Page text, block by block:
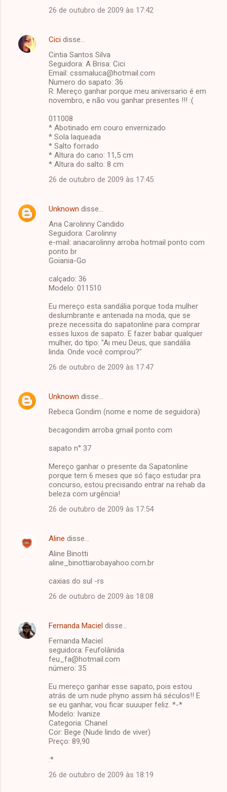
26 de outubro de 2009 às 17:42
Cici disse…
Cintia Santos Silva
Seguidora: A Brisa: Cici
Email: cssmaluca@hotmail.com
Numero do sapato: 36
R: Mereço ganhar porque meu aniversario é em
novembro, e não vou ganhar presentes !!! :(
011008
* Abotinado em couro envernizado
* Sola laqueada
* Salto forrado
* Altura do cano: 11,5 cm
* Altura do salto: 8 cm
26 de outubro de 2009 às 17:45
Unknown disse…
Ana Carolinny Candido
Seguidora: Carolinny
e-mail: anacarolinny arroba hotmail ponto com
ponto br
Goiania-Go
calçado: 36
Modelo: 011510
Eu mereço esta sandália porque toda mulher
deslumbrante e antenada na moda, que se
preze necessita do sapatonline para comprar
esses luxos de sapato. E fazer babar qualquer
mulher, do tipo: "Ai meu Deus, que sandália
linda. Onde você comprou?"
26 de outubro de 2009 às 17:47
Unknown disse…
Rebeca Gondim (nome e nome de seguidora)
becagondim arroba gmail ponto com
sapato n° 37
Mereço ganhar o presente da Sapatonline
porque tem 6 meses que só faço estudar pra
concurso, estou precisando entrar na rehab da
beleza com urgência!
26 de outubro de 2009 às 17:54
Aline disse…
Aline Binotti
aline_binottiarobayahoo.com.br
caxias do sul -rs
26 de outubro de 2009 às 18:08
Fernanda Maciel disse…
Fernanda Maciel
seguidora: Feufolânida
feu_fa@hotmail.com
número: 35
Eu mereço ganhar esse sapato, pois estou
atrás de um nude phyno assim há séculos!! E
se eu ganhar, vou ficar suuuper feliz. *-*
Modelo: Ivanize
Categoria: Chanel
Cor: Bege (Nude lindo de viver)
Preço: 89,90
:*
26 de outubro de 2009 às 18:19